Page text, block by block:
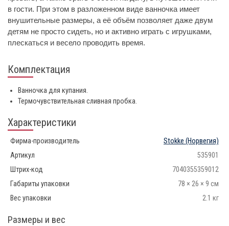
в гости. При этом в разложенном виде ванночка имеет
внушительные размеры, а её объём позволяет даже двум
детям не просто сидеть, но и активно играть с игрушками,
плескаться и весело проводить время.
Комплектация
Ванночка для купания.
Термочувствительная сливная пробка.
Характеристики
Фирма-производитель Stokke (Норвегия)
Артикул
535901
Штрих-код
7040355359012
Габариты упаковки
78 × 26 × 9 см
Вес упаковки
2.1 кг
Размеры и вес